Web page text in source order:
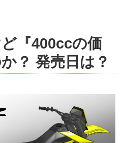
『400ccの価
？ 発売日は？